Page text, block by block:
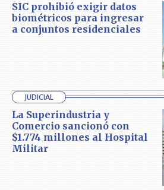
SIC prohibió exigir datos
biométricos para ingresar
a conjuntos residenciales
JUDICIAL
La Superindustria y
Comercio sancionó con
$1.774 millones al Hospital
Militar